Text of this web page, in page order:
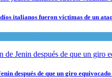
italianos fueron víctimas de un
después de que un giro